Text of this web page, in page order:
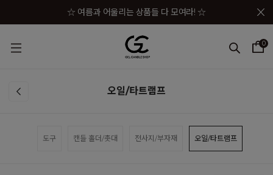
☆ 여름과 어울리는 상품들 다 모여라! ☆
☆★ 젤캔들샵 세일 상품이 한자리에! ☆★
☆★☆ 젤캔들샵 혜택 모음 바로가기 ☆★☆
☆★☆★ 구매금액별 사은품이 펑펑! ☆★☆★
0
오일/타트램프
도구 캔들 홀더/촛대 전사지/부자재 오일/타트램프